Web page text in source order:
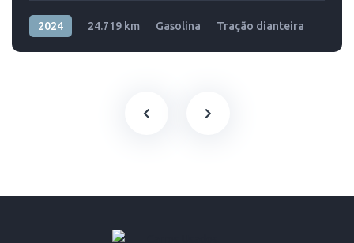
2024 24.719 km Gasolina Tração dianteira